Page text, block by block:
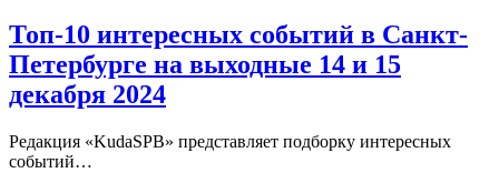
Топ-10 интересных событий в Санкт-
Петербурге на выходные 14 и 15
декабря 2024
Редакция «KudaSPB» представляет подборку интересных
событий…